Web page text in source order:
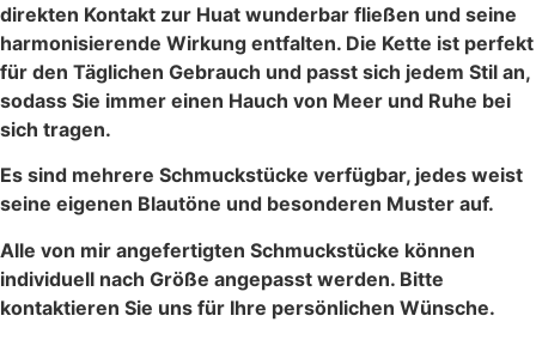
direkten Kontakt zur Huat wunderbar fließen und seine
harmonisierende Wirkung entfalten. Die Kette ist perfekt
für den Täglichen Gebrauch und passt sich jedem Stil an,
sodass Sie immer einen Hauch von Meer und Ruhe bei
sich tragen.
Es sind mehrere Schmuckstücke verfügbar, jedes weist
seine eigenen Blautöne und besonderen Muster auf.
Alle von mir angefertigten Schmuckstücke können
individuell nach Größe angepasst werden. Bitte
kontaktieren Sie uns für Ihre persönlichen Wünsche.